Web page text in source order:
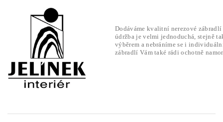
Dodáváme kvalitní nerezové
údržba je velmi jednoduchá, stejně
výběrem a nebráníme se i
zábradlí Vám také rádi ochotně